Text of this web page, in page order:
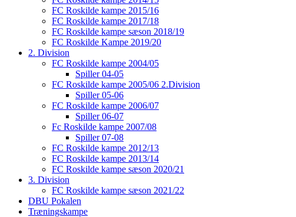
FC Roskilde kampe 2015/16
FC Roskilde kampe 2017/18
FC Roskilde kampe sæson 2018/19
FC Roskilde Kampe 2019/20
2. Division
FC Roskilde kampe 2004/05
Spiller 04-05
FC Roskilde kampe 2005/06 2.Division
Spiller 05-06
FC Roskilde kampe 2006/07
Spiller 06-07
Fc Roskilde kampe 2007/08
Spiller 07-08
FC Roskilde kampe 2012/13
FC Roskilde kampe 2013/14
FC Roskilde kampe sæson 2020/21
3. Division
FC Roskilde kampe sæson 2021/22
DBU Pokalen
Træningskampe